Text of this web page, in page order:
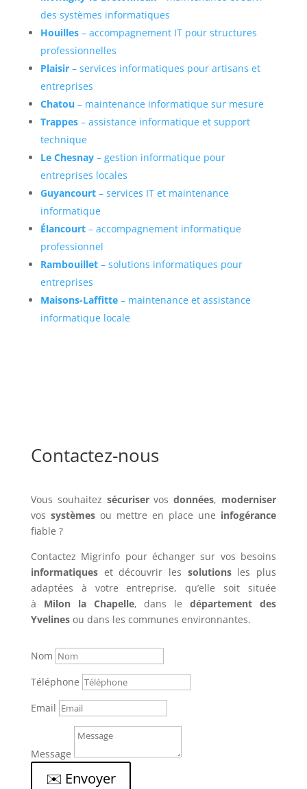
des systèmes informatiques
Houilles – accompagnement IT pour structures
professionnelles
Plaisir– services informatiques pour artisans et
entreprises
Chatou – maintenance informatique sur mesure
Trappes– assistance informatique et support
technique
Le Chesnay– gestion informatique pour
entreprises locales
Guyancourt– services IT et maintenance
informatique
Élancourt– accompagnement informatique
professionnel
Rambouillet– solutions informatiques pour
entreprises
Maisons-Laffitte– maintenance et assistance
informatique locale
Contactez-nous
Vous souhaitez sécuriservosdonnées, moderniser
vos systèmesou mettre en place une infogérance
fiable ?
Contactez Migrinfo pour échanger sur vos besoins
informatiqueset découvrir les solutionsles plus
adaptées à votre entreprise, qu’elle soit située
à Milon la Chapelle, dans ledépartement des
Yvelinesou dans les communes environnantes.
Nom
Téléphone
Email
Message
✉️ Envoyer